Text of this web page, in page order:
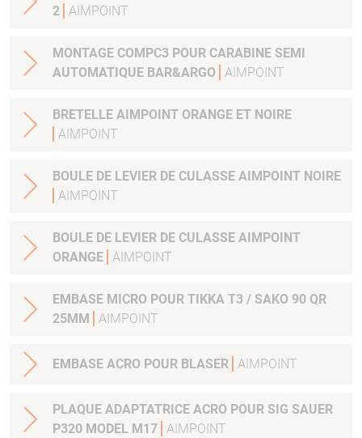
2 AIMPOINT
MONTAGE COMPC3 POUR CARABINE SEMI
AUTOMATIQUE BAR&ARGO
AIMPOINT
BRETELLE AIMPOINT ORANGE ET NOIRE
AIMPOINT
BOULE DE LEVIER DE CULASSE AIMPOINT NOIRE
AIMPOINT
BOULE DE LEVIER DE CULASSE AIMPOINT
ORANGE AIMPOINT
EMBASE MICRO POUR TIKKA T3 / SAKO 90 QR
25MM
AIMPOINT
EMBASE ACRO POUR BLASER AIMPOINT
PLAQUE ADAPTATRICE ACRO POUR SIG SAUER
P320 MODEL M17 AIMPOINT